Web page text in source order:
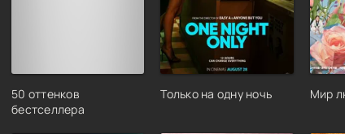
50 оттенков
бестселлера
Только на одну ночь Мир